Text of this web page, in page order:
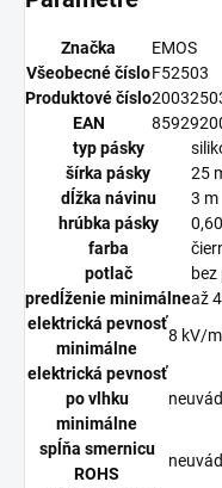
Značka
EMOS
Všeobecné čísloF52503
Produktové číslo
EAN
typ pásky
šírka pásky
25
dĺžka návinu
3 m
hrúbka pásky
farba
potlač
predĺženie minimálneaž
elektrická pevnosť
minimálne
8 kV/
elektrická pevnosť
po vlhku
minimálne
spĺňa smernicu
ROHS